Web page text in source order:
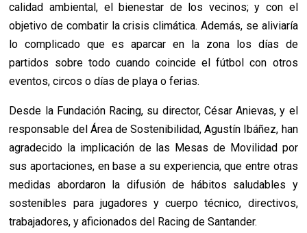
calidad ambiental, el bienestar de los vecinos; y con el
objetivo de combatir la crisis climática. Además, se aliviaría
lo complicado que es aparcar en la zona los días de
partidos sobre todo cuando coincide el fútbol con otros
eventos, circos o días de playa o ferias.
Desde la Fundación Racing, su director, César Anievas, y el
responsable del Área de Sostenibilidad, Agustín Ibáñez, han
agradecido la implicación de las Mesas de Movilidad por
sus aportaciones, en base a su experiencia, que entre otras
medidas abordaron la difusión de hábitos saludables y
sostenibles para jugadores y cuerpo técnico, directivos,
trabajadores, y aficionados del Racing de Santander.